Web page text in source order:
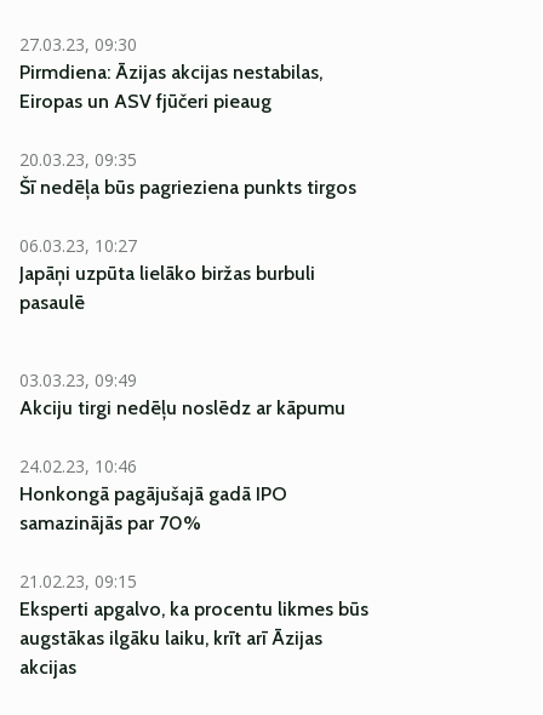
27.03.23, 09:30
Pirmdiena: Āzijas akcijas nestabilas,
Eiropas un ASV fjūčeri pieaug
20.03.23, 09:35
Šī nedēļa būs pagrieziena punkts tirgos
06.03.23, 10:27
Japāņi uzpūta lielāko biržas burbuli
pasaulē
03.03.23, 09:49
Akciju tirgi nedēļu noslēdz ar kāpumu
24.02.23, 10:46
Honkongā pagājušajā gadā IPO
samazinājās par 70%
21.02.23, 09:15
Eksperti apgalvo, ka procentu likmes būs
augstākas ilgāku laiku, krīt arī Āzijas
akcijas